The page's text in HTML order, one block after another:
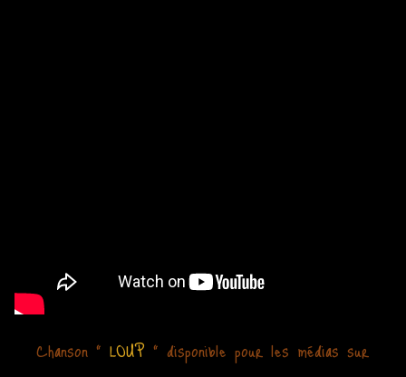
Chanson " LOUP " disponible pour les médias sur